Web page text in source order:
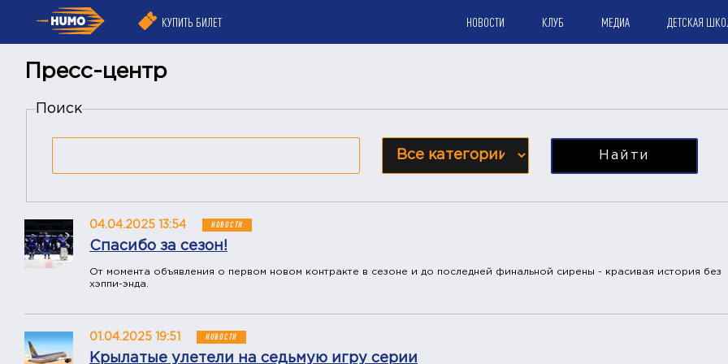
КУПИТЬ БИЛЕТ НОВОСТИ КЛУБ МЕДИА ДЕТСКАЯ
Пресс-центр
Поиск
Найти
04.04.2025 13:54 НОВОСТИ
Спасибо за сезон!
От момента объявления о первом новом контракте в сезоне и до последней финальной сирены - красивая история без
хэппи-энда.
01.04.2025 19:51 НОВОСТИ
Крылатые улетели на седьмую игру серии